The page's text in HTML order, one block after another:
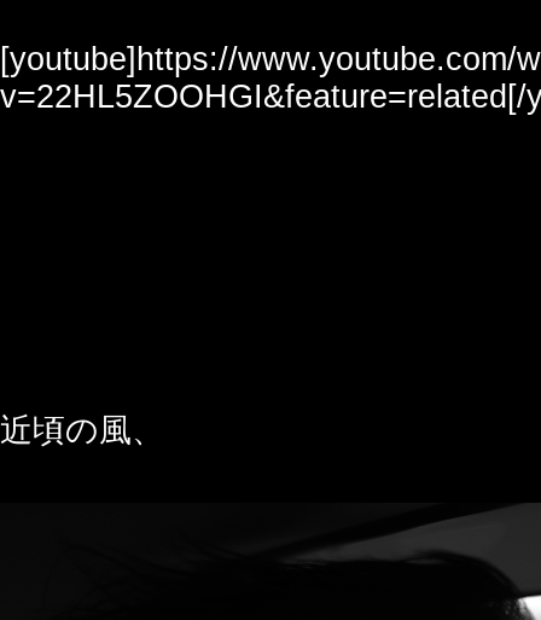
[youtube]https://www.youtube.com/
v=22HL5ZOOHGI&feature=related[/
近頃の風、